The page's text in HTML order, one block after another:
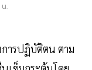
.
การปฏิบัติตน ตาม